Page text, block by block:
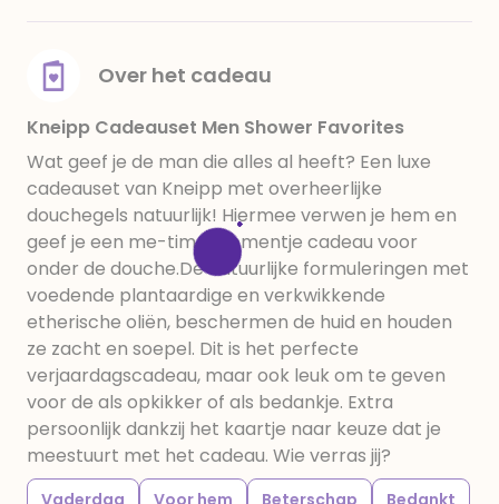
Over het cadeau
Kneipp Cadeauset Men Shower Favorites
Wat geef je de man die alles al heeft? Een luxe
cadeauset van Kneipp met overheerlijke
douchegels natuurlijk! Hiermee verwen je hem en
geef je een me-time momentje cadeau voor
onder de douche.De natuurlijke formuleringen met
voedende plantaardige en verkwikkende
etherische oliën, beschermen de huid en houden
ze zacht en soepel. Dit is het perfecte
verjaardagscadeau, maar ook leuk om te geven
voor de als opkikker of als bedankje. Extra
persoonlijk dankzij het kaartje naar keuze dat je
meestuurt met het cadeau. Wie verras jij?
Vaderdag Voor hem Beterschap
Bedankt